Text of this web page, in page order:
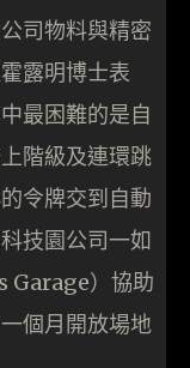
司物料與精密
露明博士表
最困難的是自
階級及連環跳
令牌交到自動
技園公司一如
Garage）協助
個月開放場地